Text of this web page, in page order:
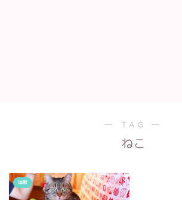
― TAG ―
ねこ
体験